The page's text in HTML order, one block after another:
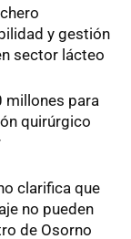
y gestión
sector lácteo
millones para
quirúrgico
clarifica que
no pueden
de Osorno